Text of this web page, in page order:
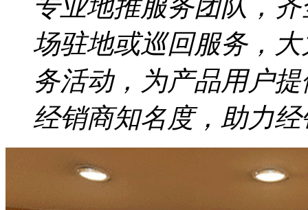
专业地推服务团队，
场驻地或巡回服务，
务活动，为产品用户
经销商知名度，助力